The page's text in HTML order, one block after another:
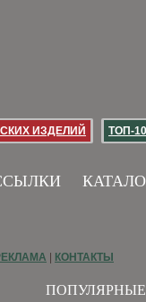
ИЗДЕЛИЙ ТОП-
КОНТАКТЫ